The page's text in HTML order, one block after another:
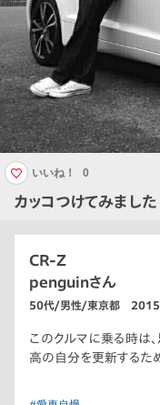
カッコつけてみました
いいね！ 0
CR-Z
penguinさん
50代/男性/東京都 2015
このクルマに乗る時は、
高の自分を更新するた